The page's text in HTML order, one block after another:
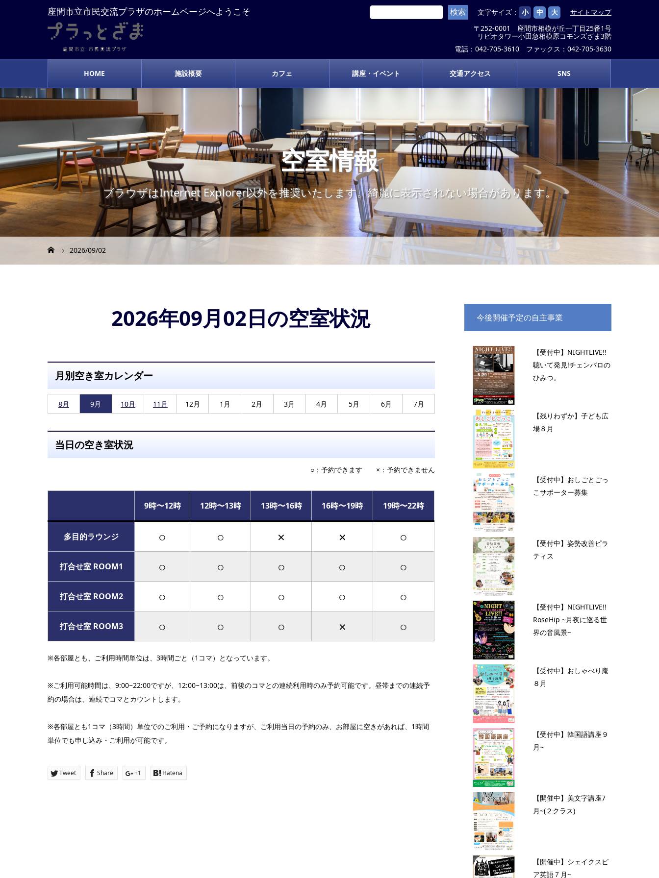
座間市立市民交流プラザのホームページへようこそ 文字サイズ： 小 中 大
サイトマップ
〒252-0001 座間市相模が丘一丁目25番1号
リビオタワー小田急相模原コモンズざま3階
電話：042-705-3610 ファックス：042-705-3630
HOME 施設概要 カフェ 講座・イベント 交通アクセス SNS
空室情報
ブラウザはInternet Explorer以外を推奨いたします。綺麗に表示されない場合があります。
2026/09/02
2026年09月02日の空室状況
月別空き室カレンダー
8月 9月 10月 11月 12月 1月 2月 3月 4月 5月 6月 7月
当日の空き室状況
○：予約できます ×：予約できません
9時〜12時 12時〜13時 13時〜16時 16時〜19時 19時〜22時
多目的ラウンジ ○ ○ × × ○
打合せ室 ROOM1 ○ ○ ○ ○ ○
打合せ室 ROOM2 ○ ○ ○ ○ ○
打合せ室 ROOM3 ○ ○ ○ × ○
※各部屋とも、ご利用時間単位は、3時間ごと（1コマ）となっています。
※ご利用可能時間は、9:00~22:00ですが、12:00~13:00は、前後のコマとの連続利用時のみ予約可能です。昼帯までの連続予
約の場合は、連続でコマとカウントします。
※各部屋とも1コマ（3時間）単位でのご利用・ご予約になりますが、ご利用当日の予約のみ、お部屋に空きがあれば、1時間
単位でも申し込み・ご利用が可能です。
Tweet Share +1 Hatena
今後開催予定の自主事業
【受付中】NIGHTLIVE!!
聴いて発見!チェンバロの
ひみつ。
【残りわずか】子ども広
場８月
【受付中】おしごとごっ
こサポーター募集
【受付中】姿勢改善ピラ
ティス
【受付中】NIGHTLIVE!!
RoseHip ~月夜に巡る世
界の音風景~
【受付中】おしゃべり庵
８月
【受付中】韓国語講座９
月~
【開催中】美文字講座7
月~(２クラス)
【開催中】シェイクスピ
ア英語７月~